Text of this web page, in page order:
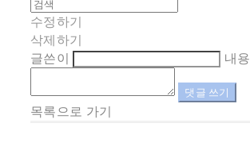
수정하기
삭제하기
글쓴이
내용
댓글 쓰기
목록으로 가기